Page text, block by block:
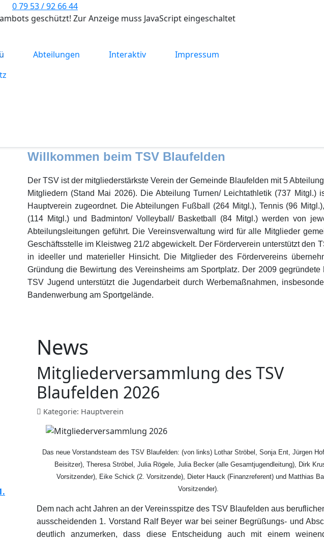
0 79 53 / 92 66 44
geschützt! Zur Anzeige muss JavaScript eingeschaltet
Abteilungen Interaktiv
Impressum
Willkommen beim TSV Blaufelden
Der TSV ist der mitgliederstärkste Verein der Gemeinde Blaufelden mit 5
Mitgliedern (Stand Mai 2026). Die Abteilung Turnen/ Leichtathletik (737 Mitgl.)
Hauptverein zugeordnet. Die Abteilungen Fußball (264 Mitgl.), Tennis (96
(114 Mitgl.) und Badminton/ Volleyball/ Basketball (84 Mitgl.) werden von
Abteilungsleitungen geführt. Die Vereinsverwaltung wird für alle Mitglieder
Geschäftsstelle im Kleistweg 21/2 abgewickelt. Der Förderverein unterstützt den
in ideeller und materieller Hinsicht. Die Mitglieder des Fördervereins
Gründung die Bewirtung des Vereinsheims am Sportplatz. Der 2009 gegründete
TSV Jugend unterstützt die Jugendarbeit durch Werbemaßnahmen,
Bandenwerbung am Sportgelände.
News
Mitgliederversammlung des TSV
Blaufelden 2026
Kategorie: Hauptverein
Das neue Vorstandsteam des TSV Blaufelden: (von links) Lothar Ströbel, Sonja Ent, Jürgen
Beisitzer), Theresa Ströbel, Julia Rögele, Julia Becker (alle Gesamtjugendleitung), Dirk
Vorsitzender), Eike Schick (2. Vorsitzende), Dieter Hauck (Finanzreferent) und Matthias
Vorsitzender).
Dem nach acht Jahren an der Vereinsspitze des TSV Blaufelden aus
ausscheidenden 1. Vorstand Ralf Beyer war bei seiner Begrüßungs- und
deutlich anzumerken, dass diese Entscheidung auch mit einem